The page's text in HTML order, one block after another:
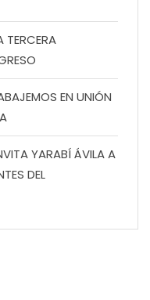
TERCERA
EN UNIÓN
YARABÍ ÁVILA A
DEL